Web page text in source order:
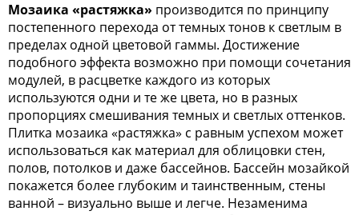
Мозаика «растяжка» производится по принципу
постепенного перехода от темных тонов к светлым в
пределах одной цветовой гаммы. Достижение
подобного эффекта возможно при помощи сочетания
модулей, в расцветке каждого из которых
используются одни и те же цвета, но в разных
пропорциях смешивания темных и светлых оттенков.
Плитка мозаика «растяжка» с равным успехом может
использоваться как материал для облицовки стен,
полов, потолков и даже бассейнов. Бассейн мозайкой
покажется более глубоким и таинственным, стены
ванной – визуально выше и легче. Незаменима